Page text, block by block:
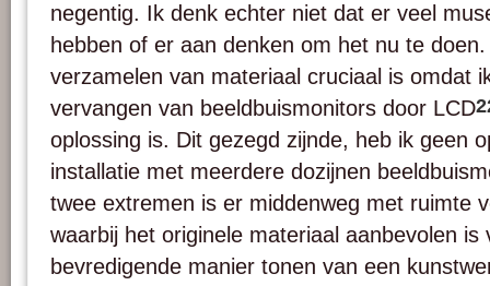
negentig. Ik denk echter niet dat er veel
hebben of er aan denken om het nu te
verzamelen van materiaal cruciaal is omdat
vervangen van beeldbuismonitors door LCD
oplossing is. Dit gezegd zijnde, heb ik geen
installatie met meerdere dozijnen
twee extremen is er middenweg met ruimte
waarbij het originele materiaal aanbevolen is
bevredigende manier tonen van een